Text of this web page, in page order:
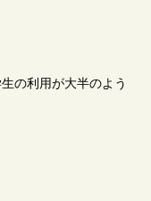
の利用が大半のよう